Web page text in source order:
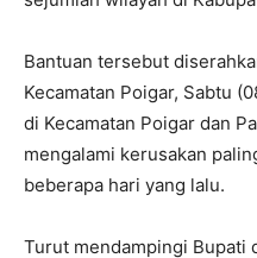
Bantuan tersebut
Kecamatan Poigar, Sabtu
di Kecamatan Poigar dan
mengalami kerusakan
beberapa hari yang lalu.
Turut mendampingi Bupati